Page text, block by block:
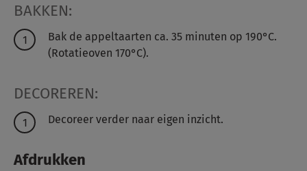
BAKKEN:
Bak de appeltaarten ca. 35 minuten op 190°C.
(Rotatieoven 170°C).
DECOREREN:
Decoreer verder naar eigen inzicht.
Afdrukken